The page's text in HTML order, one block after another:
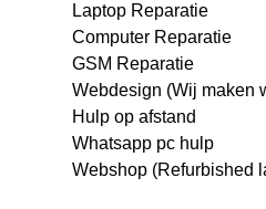
Laptop Reparatie
Computer Reparatie
GSM Reparatie
Webdesign (Wij maken
Hulp op afstand
Whatsapp pc hulp
Webshop (Refurbished